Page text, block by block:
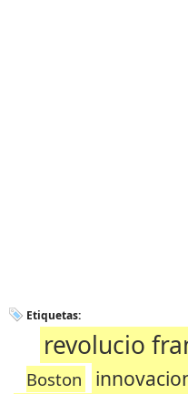
Etiquetas:
revolucio
Boston